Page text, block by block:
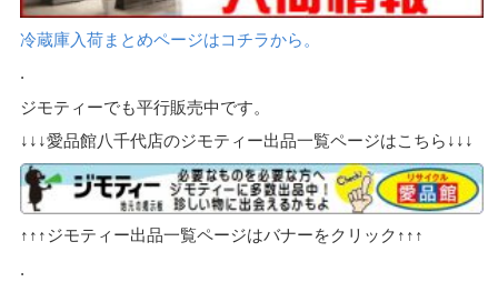
冷蔵庫入荷まとめページはコチラから。
.
ジモティーでも平行販売中です。
↓↓↓愛品館八千代店のジモティー出品一覧ページはこちら↓↓↓
↑↑↑ジモティー出品一覧ページはバナーをクリック↑↑↑
.